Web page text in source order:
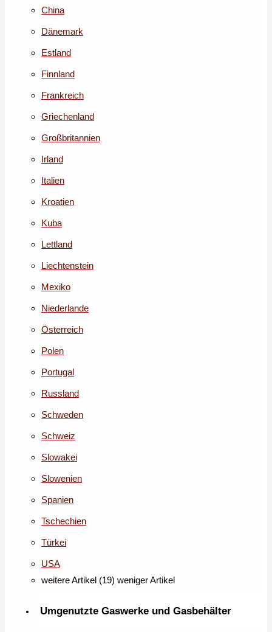
China
Dänemark
Estland
Finnland
Frankreich
Griechenland
Großbritannien
Irland
Italien
Kroatien
Kuba
Lettland
Liechtenstein
Mexiko
Niederlande
Österreich
Polen
Portugal
Russland
Schweden
Schweiz
Slowakei
Slowenien
Spanien
Tschechien
Türkei
USA
weitere Artikel (19) weniger Artikel
Umgenutzte Gaswerke und Gasbehälter